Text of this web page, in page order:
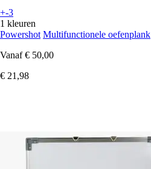
+-3
1 kleuren
Powershot Multifunctionele oefenplank
Vanaf € 50,00
€ 21,98